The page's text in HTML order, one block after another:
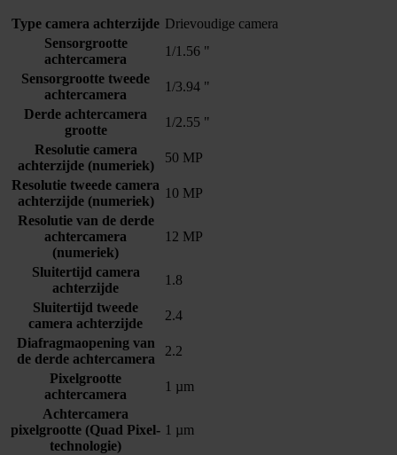
Type camera achterzijde Drievoudige camera
Sensorgrootte
achtercamera
1/1.56 "
Sensorgrootte tweede
achtercamera
1/3.94 "
Derde achtercamera
grootte
1/2.55 "
Resolutie camera
achterzijde (numeriek)
50 MP
Resolutie tweede camera
achterzijde (numeriek)
10 MP
Resolutie van de derde
achtercamera
(numeriek)
12 MP
Sluitertijd camera
achterzijde
1.8
Sluitertijd tweede
camera achterzijde
2.4
Diafragmaopening van
de derde achtercamera
2.2
Pixelgrootte
achtercamera
1 µm
Achtercamera
pixelgrootte (Quad Pixel-
technologie)
1 µm